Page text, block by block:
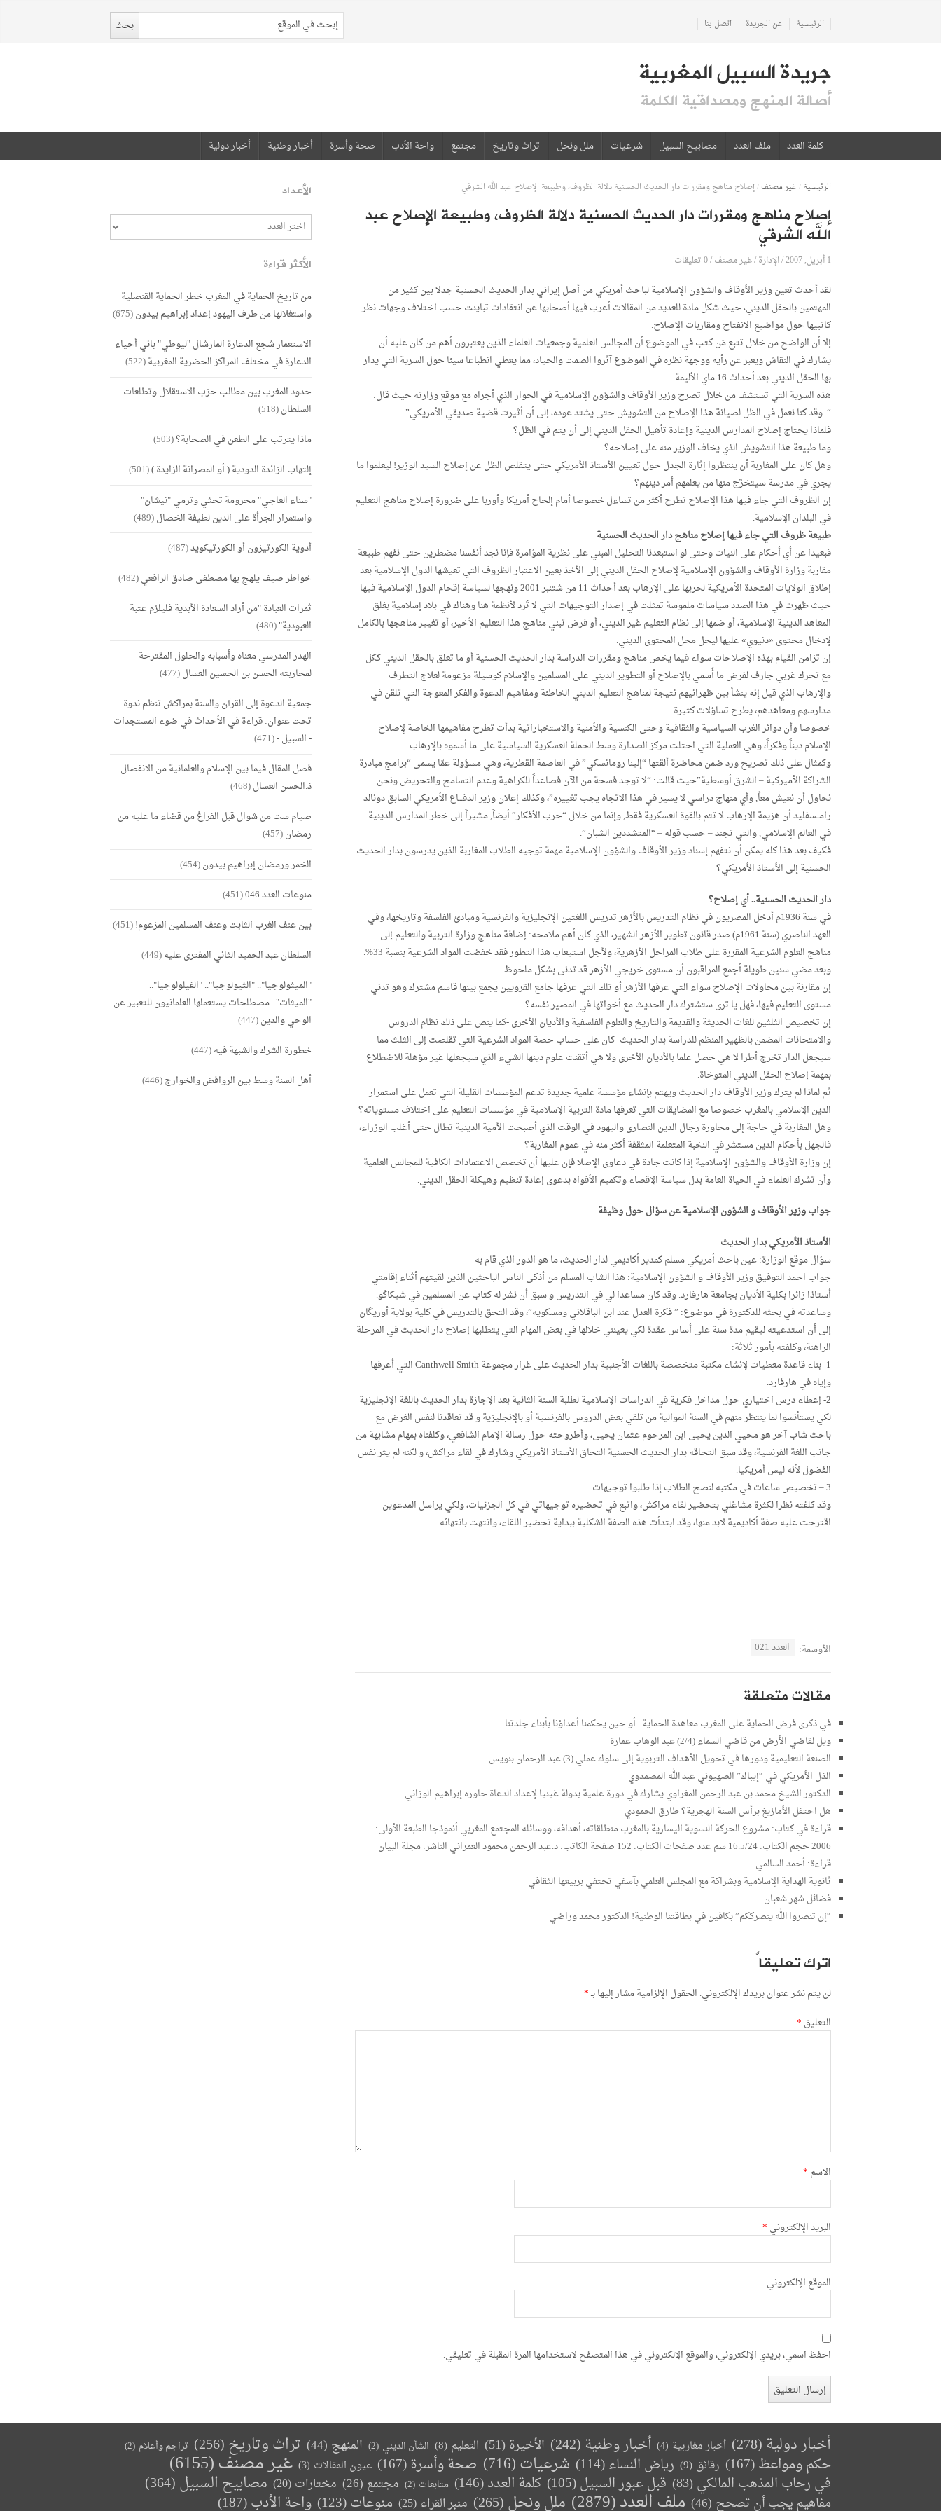
الرئيسية عن الجريدة اتصل بنا
جريدة السبيل المغربية
أصالة المنهج ومصداقية الكلمة
كلمة العدد ملف العدد مصابيح السبيل شرعيات ملل ونحل تراث وتاريخ مجتمع واحة الأدب صحة وأسرة أخبار وطنية أخبار دولية
الرئيسية/غير مصنف/إصلاح مناهج ومقررات دار الحديث الحسنية دلالة الظروف، وطبيعة الإصلاح عبد الله الشرقي
إصلاح مناهج ومقررات دار الحديث الحسنية دلالة الظروف، وطبيعة الإصلاح عبد
الله الشرقي
1 أبريل, 2007 /الإدارة/غير مصنف/0 تعليقات
لقد أحدث تعين وزير الأوقاف والشؤون الإسلامية لباحث أمريكي من أصل إيراني بدار الحديث الحسنية جدلا بين كثير من
المهتمين بالحقل الديني، حيث شكل مادة للعديد من المقالات أعرب فيها أصحابها عن انتقادات تباينت حسب اختلاف وجهات نظر
كاتبيها حول مواضيع الانفتاح ومقاربات الإصلاح.
إلا أن الواضح من خلال تتبع مَن كتب في الموضوع أن المجالس العلمية وجمعيات العلماء الذين يعتبرون أهم من كان عليه أن
يشارك في النقاش ويعبر عن رأيه ووجهة نظره في الموضوع آثروا الصمت والحياد، مما يعطي انطباعا سيئا حول السرية التي يدار
بها الحقل الديني بعد أحداث 16 ماي الأليمة.
هذه السرية التي تستشف من خلال تصرح وزير الأوقاف والشؤون الإسلامية في الحوار الذي أجراه مع موقع وزارته حيث قال:
“..وقد كنا نعمل في الظل لصيانة هذا الإصلاح من التشويش حتى يشتد عوده، إلى أن أثيرت قضية صديقي الأمريكي”.
فلماذا يحتاج إصلاح المدارس الدينية وإعادة تأهيل الحقل الديني إلى أن يتم في الظل؟
وما طبيعة هذا التشويش الذي يخاف الوزير منه على إصلاحه؟
وهل كان على المغاربة أن ينتظروا إثارة الجدل حول تعيين الأستاذ الأمريكي حتى يتقلص الظل عن إصلاح السيد الوزير! ليعلموا ما
يجري في مدرسة سيتخرَّج منها من يعلمهم أمر دينهم؟
إن الظروف التي جاء فيها هذا الإصلاح تطرح أكثر من تساءل خصوصا أمام إلحاح أمريكا وأوربا على ضرورة إصلاح مناهج التعليم
في البلدان الإسلامية.
طبيعة ظروف التي جاء فيها إصلاح مناهج دار الحديث الحسنية
فبعيدا عن أي أحكام على النيات وحتى لو استبعدنا التحليل المبني على نظرية المؤامرة فإنا نجد أنفسنا مضطرين حتى نفهم طبيعة
مقاربة وزارة الأوقاف والشؤون الإسلامية لإصلاح الحقل الديني إلى الأخذ بعين الاعتبار الظروف التي تعيشها الدول الإسلامية بعد
إطلاق الولايات المتحدة الأمريكية لحربها على الإرهاب بعد أحداث 11 من شتنبر 2001 ونهجها لسياسة إقحام الدول الإسلامية فيها
حيث ظهرت في هذا الصدد سياسات ملموسة تمثلت في إصدار التوجيهات التي لا تُرد لأنظمة هنا وهناك في بلاد إسلامية بغلق
المعاهد الدينية الإسلامية، أو ضمها إلى نظام التعليم غير الديني، أو فرض تبني مناهج هذا التعليم الأخير، أو تغيير مناهجها بالكامل
لإدخال محتوى «دنيوي» عليها ليحل محل المحتوى الديني.
إن تزامن القيام بهذه الإصلاحات سواء فيما يخص مناهج ومقررات الدراسة بدار الحديث الحسنية أو ما تعلق بالحقل الديني ككل
مع تحرك غربي جارف لفرض ما أُسمي بالإصلاح أو التطوير الديني على المسلمين والإسلام كوسيلة مزعومة لعلاج التطرف
والإرهاب الذي قيل إنه ينشأ بين ظهرانيهم نتيجة لمناهج التعليم الديني الخاطئة ومفاهيم الدعوة والفكر المعوجة التي تلقن في
مدارسهم ومعاهدهم، يطرح تساؤلات كثيرة.
خصوصا وأن دوائر الغرب السياسية والثقافية وحتى الكنسية والأمنية والاستخباراتية بدأت تطرح مفاهيمها الخاصة لإصلاح
الإسلام ديناً وفكراً، وهي العملية التي احتلت مركز الصدارة وسط الحملة العسكرية السياسية على ما أسموه بالإرهاب.
وكمثال على ذلك تصريح ورد ضمن محاضرة ألقتها “إلينا رومانسكي” في العاصمة القطرية، وهي مسؤولة عمّا يسمى “برامج مبادرة
الشراكة الأميركية – الشرق أوسطية”حيث قالت: “لا توجد فسحة من الآن فصاعداً للكراهية وعدم التسامح والتحريض ونحن
نحاول أن نعيش معاً, وأي منهاج دراسي لا يسير في هذا الاتجاه يجب تغييره”، وكذلك إعلان وزير الدفـــاع الأمريكي السابق دونالد
رامــسفليد أن هزيمة الإرهاب لا تتم بالقوة العسكرية فقط, وإنما من خلال “حرب الأفكار” أيضاً, مشيراً إلى خطر المدارس الدينية
في العالم الإسلامي, والتي تجند – حسب قوله – “المتشددين الشبان”.
فكيف بعد هذا كله يمكن أن نتفهم إسناد وزير الأوقاف والشؤون الإسلامية مهمة توجيه الطلاب المغاربة الذين يدرسون بدار الحديث
الحسنية إلى الأستاذ الأمريكي؟
دار الحديث الحسنية.. أي إصلاح؟
في سنة 1936م أدخل المصريون في نظام التدريس بالأزهر تدريس اللغتين الإنجليزية والفرنسية ومبادئ الفلسفة وتاريخها، وفي
العهد الناصري (سنة 1961م) صدر قانون تطوير الأزهر الشهير، الذي كان أهم ملامحه: إضافة مناهج وزارة التربية والتعليم إلى
مناهج العلوم الشرعية المقررة على طلاب المراحل الأزهرية، ولأجل استيعاب هذا التطور فقد خفضت المواد الشرعية بنسبة 33%.
وبعد مضي سنين طويلة أجمع المراقبون أن مستوى خريجي الأزهر قد تدنى بشكل ملحوظ.
إن مقارنة بين محاولات الإصلاح سواء التي عرفها الأزهر أو تلك التي عرفها جامع القرويين يجمع بينها قاسم مشترك وهو تدني
مستوى التعليم فيها، فهل يا ترى ستشترك دار الحديث مع أخواتها في المصير نفسه؟
إن تخصيص الثلثين للغات الحديثة والقديمة والتاريخ والعلوم الفلسفية والأديان الأخرى -كما ينص على ذلك نظام الدروس
والامتحانات المضمن بالظهير المنظم للدراسة بدار الحديث- كان على حساب حصة المواد الشرعية التي تقلصت إلى الثلث مما
سيجعل الدار تخرج أطرا لا هي حصل علما بالأديان الأخرى ولا هي أتقنت علوم دينها الشيء الذي سيجعلها غير مؤهلة للاضطلاع
بمهمة إصلاح الحقل الديني المتوخاة.
ثم لماذا لم يترك وزير الأوقاف دار الحديث ويهتم بإنشاء مؤسسة علمية جديدة تدعم المؤسسات القليلة التي تعمل على استمرار
الدين الإسلامي بالمغرب خصوصا مع المضايقات التي تعرفها مادة التربية الإسلامية في مؤسسات التعليم على اختلاف مستوياته؟
وهل المغاربة في حاجة إلى محاورة رجال الدين النصارى واليهود في الوقت الذي أصبحت الأمية الدينية تطال حتى أغلب الوزراء،
فالجهل بأحكام الدين مستشر في النخبة المتعلمة المثقفة أكثر منه في عموم المغاربة؟
إن وزارة الأوقاف والشؤون الإسلامية إذا كانت جادة في دعاوى الإصلا فإن عليها أن تخصص الاعتمادات الكافية للمجالس العلمية
وأن تشرك العلماء في الحياة العامة بدل سياسة الإقصاء وتكميم الأفواه بدعوى إعادة تنظيم وهيكلة الحقل الديني.
جواب وزير الأوقاف و الشؤون الإسلامية عن سؤال حول وظيفة
الأستاذ الأمريكي بدار الحديث
سؤال موقع الوزارة: عين باحث أمريكي مسلم كمدير أكاديمي لدار الحديث، ما هو الدور الذي قام به
جواب احمد التوفيق وزير الأوقاف و الشؤون الإسلامية: هذا الشاب المسلم من أذكى الناس الباحثين الذين لقيتهم أثناء إقامتي
أستاذا زائرا بكلية الأديان بجامعة هارفارد. وقد كان مساعدا لي في التدريس و سبق أن نشر له كتاب عن المسلمين في شيكاكَو.
وساعدته في بحثه للدكتورة في موضوع: ” فكرة العدل عند ابن الباقلاني ومسكويه”، وقد التحق بالتدريس في كلية بولاية أوريكَان
إلى أن استدعيته ليقيم مدة سنة على أساس عقدة لكي يعينني خلالها في بعض المهام التي يتطلبها إصلاح دار الحديث في المرحلة
الراهنة، وكلفته بأمور ثلاثة:
1- بناء قاعدة معطيات لإنشاء مكتبة متخصصة باللغات الأجنبية بدار الحديث على غرار مجموعة Canthwell Smith التي أعرفها
وإياه في هارفارد.
2- إعطاء درس اختياري حول مداخل فكرية في الدراسات الإسلامية لطلبة السنة الثانية بعد الإجازة بدار الحديث باللغة الإنجليزية
لكي يستأنسوا لما ينتظر منهم في السنة الموالية من تلقي بعض الدروس بالفرنسية أو بالإنجليزية و قد تعاقدنا لنفس الغرض مع
باحث شاب آخر هو محيي الدين يحيى ابن المرحوم عثمان يحيى، وأطروحته حول رسالة الإمام الشافعي، وكلفناه بمهام مشابهة من
جانب اللغة الفرنسية، وقد سبق التحاقه بدار الحديث الحسنية التحاق الأستاذ الأمريكي وشارك في لقاء مراكش، و لكنه لم يثر نفس
الفضول لأنه ليس أمريكيا.
3 – تخصيص ساعات في مكتبه لنصح الطلاب إذا طلبوا توجيهات.
وقد كلفته نظرا لكثرة مشاغلي بتحضير لقاء مراكش، واتبع في تحضيره توجيهاتي في كل الجزئيات، ولكي يراسل المدعوين
اقترحت عليه صفة أكاديمية لابد منها، وقد ابتدأت هذه الصفة الشكلية ببداية تحضير اللقاء، وانتهت بانتهائه.
الأوسمة: العدد 021
مقالات متعلقة
في ذكرى فرض الحماية على المغرب معاهدة الحماية.. أو حين يحكمنا أعداؤنا بأبناء جلدتنا
ويل لقاضي الأرض من قاضي السماء (2/4) عبد الوهاب عمارة
الصنعة التعليمية ودورها في تحويل الأهداف التربوية إلى سلوك عملي (3) عبد الرحمان بنويس
الذل الأمريكي في “إيباك” الصهيوني عبد الله المصمدوي
الدكتور الشيخ محمد بن عبد الرحمن المغراوي يشارك في دورة علمية بدولة غينيا لإعداد الدعاة حاوره إبراهيم الوزاني
هل احتفل الأمازيغ برأس السنة الهجرية؟ طارق الحمودي
قراءة في كتاب: مشروع الحركة النسوية اليسارية بالمغرب منطلقاته، أهدافه، ووسائله المجتمع المغربي أنموذجا الطبعة الأولى:
2006 حجم الكتاب: 16.5/24 سم عدد صفحات الكتاب: 152 صفحة الكاتب: د.عبد الرحمن محمود العمراني الناشر: مجلة البيان
قراءة: أحمد السالمي
ثانوية الهداية الإسلامية وبشراكة مع المجلس العلمي بآسفي تحتفي بربيعها الثقافي
فضائل شهر شعبان
“إن تنصروا الله ينصرككم” بكافين في بطاقتنا الوطنية! الدكتور محمد وراضي
اترك تعليقاً
لن يتم نشر عنوان بريدك الإلكتروني. الحقول الإلزامية مشار إليها بـ*
التعليق *
الاسم *
البريد الإلكتروني *
الموقع الإلكتروني
احفظ اسمي، بريدي الإلكتروني، والموقع الإلكتروني في هذا المتصفح لاستخدامها المرة المقبلة في تعليقي.
الأعداد
الأكثر قراءة
من تاريخ الحماية في المغرب خطر الحماية القنصلية
واستغلالها من طرف اليهود إعداد إبراهيم بيدون(675)
الاستعمار شجع الدعارة المارشال "ليوطي" باني أحياء
الدعارة في مختلف المراكز الحضرية المغربية(522)
حدود المغرب بين مطالب حزب الاستقلال وتطلعات
السلطان(518)
ماذا يترتب على الطعن في الصحابة؟(503)
إلتهاب الزائدة الدودية ( أو المصرانة الزايدة )(501)
"سناء العاجي" محرومة تحثي وترمي "نيشان"
واستمرار الجرأة على الدين لطيفة الخصال(489)
أدوية الكورتيزون أو الكورتيكويد(487)
خواطر صيف يلهج بها مصطفى صادق الرافعي(482)
ثمرات العبادة "من أراد السعادة الأبدية فليلزم عتبة
العبودية"(480)
الهدر المدرسي معناه وأسبابه والحلول المقترحة
لمحاربته الحسن بن الحسين العسال(477)
جمعية الدعوة إلى القرآن والسنة بمراكش تنظم ندوة
تحت عنوان: قراءة في الأحداث في ضوء المستجدات
- السبيل -(471)
فصل المقال فيما بين الإسلام والعلمانية من الانفصال
ذ.الحسن العسال(468)
صيام ست من شوال قبل الفراغ من قضاء ما عليه من
رمضان(457)
الخمر ورمضان إبراهيم بيدون(454)
منوعات العدد 046
(451)
بين عنف الغرب الثابت وعنف المسلمين المزعوم!(451)
السلطان عبد الحميد الثاني المفترى عليه(449)
"الميثولوجيا".. "الثيولوجيا".. "الفيلولوجيا"..
"الميثات".. مصطلحات يستعملها العلمانيون للتعبير عن
الوحي والدين(447)
خطورة الشرك والشبهة فيه(447)
أهل السنة وسط بين الروافض والخوارج(446)
أخبار دولية (278) أخبار مغاربية (4) أخبار وطنية(242) الأخيرة (51) التعليم (8) الشأن الديني (2) المنهج (44) تراث وتاريخ(256) تراجم وأعلام (2)
حكم ومواعظ(167) رقائق (9) رياض النساء(114) شرعيات(716) صحة وأسرة(167) عيون المقالات (3) غير مصنف(6155)
في رحاب المذهب المالكي (83) قبل عبور السبيل(105) كلمة العدد(146) متابعات (2) مجتمع (26) مختارات (20) مصابيح السبيل(364)
مفاهيم يجب أن تصحح (46) ملف العدد(2879) ملل ونحل(265) منبر القراء(25) منوعات(123) واحة الأدب(187)